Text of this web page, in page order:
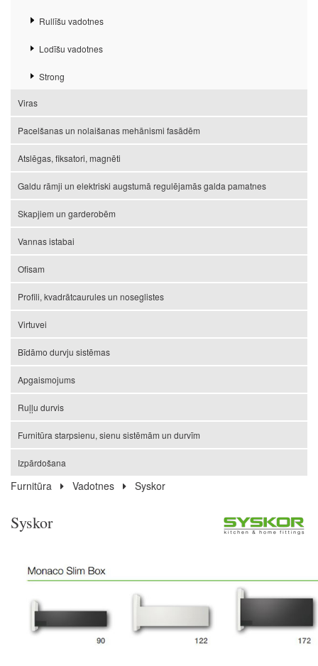
Rullīšu vadotnes
Lodīšu vadotnes
Strong
Viras
Pacelšanas un nolaišanas mehānismi fasādēm
Atslēgas, fiksatori, magnēti
Galdu rāmji un elektriski augstumā regulējamās galda pamatnes
Skapjiem un garderobēm
Vannas istabai
Ofisam
Profili, kvadrātcaurules un noseglistes
Virtuvei
Bīdāmo durvju sistēmas
Apgaismojums
Ruļļu durvis
Furnitūra starpsienu, sienu sistēmām un durvīm
Izpārdošana
Furnitūra Vadotnes Syskor
Syskor